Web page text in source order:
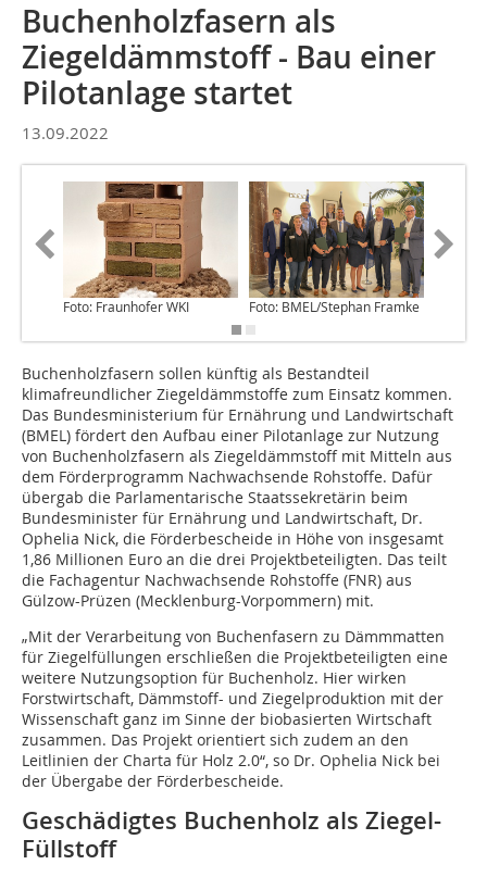
Buchenholzfasern als
Ziegeldämmstoff - Bau einer
Pilotanlage startet
13.09.2022
Foto: Fraunhofer WKI Foto: BMEL/Stephan Framke
Buchenholzfasern sollen künftig als Bestandteil
klimafreundlicher Ziegeldämmstoffe zum Einsatz kommen.
Das Bundesministerium für Ernährung und Landwirtschaft
(BMEL) fördert den Aufbau einer Pilotanlage zur Nutzung
von Buchenholzfasern als Ziegeldämmstoff mit Mitteln aus
dem Förderprogramm Nachwachsende Rohstoffe. Dafür
übergab die Parlamentarische Staatssekretärin beim
Bundesminister für Ernährung und Landwirtschaft, Dr.
Ophelia Nick, die Förderbescheide in Höhe von insgesamt
1,86 Millionen Euro an die drei Projektbeteiligten. Das teilt
die Fachagentur Nachwachsende Rohstoffe (FNR) aus
Gülzow-Prüzen (Mecklenburg-Vorpommern) mit.
„Mit der Verarbeitung von Buchenfasern zu Dämmmatten
für Ziegelfüllungen erschließen die Projektbeteiligten eine
weitere Nutzungsoption für Buchenholz. Hier wirken
Forstwirtschaft, Dämmstoff- und Ziegelproduktion mit der
Wissenschaft ganz im Sinne der biobasierten Wirtschaft
zusammen. Das Projekt orientiert sich zudem an den
Leitlinien der Charta für Holz 2.0“, so Dr. Ophelia Nick bei
der Übergabe der Förderbescheide.
Geschädigtes Buchenholz als Ziegel-
Füllstoff